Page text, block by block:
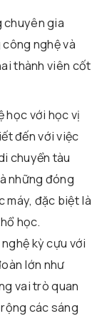
chuyên gia
nghệ và
thành viên cốt
học với học vị
đến với việc
chuyển tàu
những đóng
máy, đặc biệt là
học.
kỳ cựu với
lớn như
vai trò quan
các sáng